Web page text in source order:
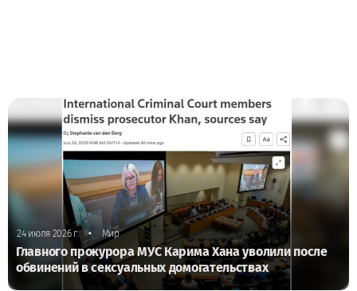
24 июля 2026 г. • Мир
Главного прокурора МУС Карима Хана уволили после
обвинений в сексуальных домогательствах